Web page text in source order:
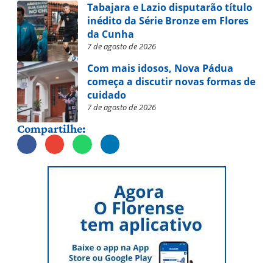
Tabajara e Lazio disputarão título
inédito da Série Bronze em Flores
da Cunha
7 de agosto de 2026
Com mais idosos, Nova Pádua
começa a discutir novas formas de
cuidado
7 de agosto de 2026
Compartilhe: